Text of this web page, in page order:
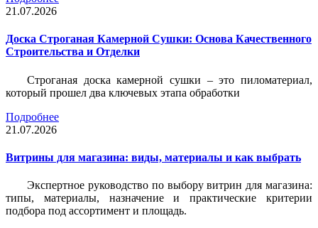
21.07.2026
Доска Строганая Камерной Сушки: Основа Качественного
Строительства и Отделки
Строганая доска камерной сушки – это пиломатериал,
который прошел два ключевых этапа обработки
Подробнее
21.07.2026
Витрины для магазина: виды, материалы и как выбрать
Экспертное руководство по выбору витрин для магазина:
типы, материалы, назначение и практические критерии
подбора под ассортимент и площадь.